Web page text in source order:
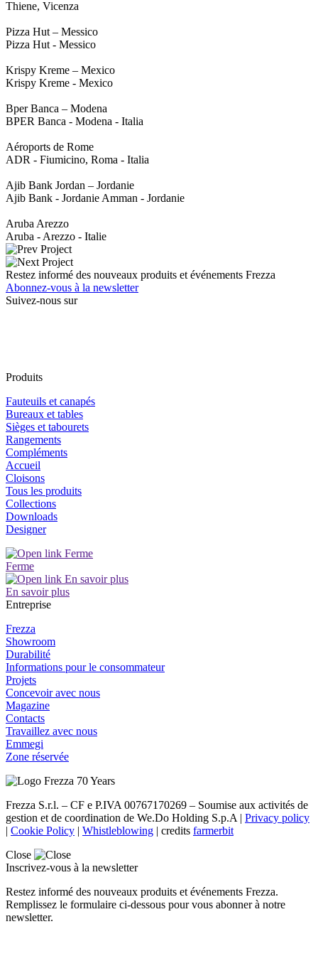
Thiene, Vicenza
Pizza Hut – Messico
Pizza Hut - Messico
Krispy Kreme – Mexico
Krispy Kreme - Mexico
Bper Banca – Modena
BPER Banca - Modena - Italia
Aéroports de Rome
ADR - Fiumicino, Roma - Italia
Ajib Bank Jordan – Jordanie
Ajib Bank - Jordanie Amman - Jordanie
Aruba Arezzo
Aruba - Arezzo - Italie
Restez informé des nouveaux produits et événements Frezza
Abonnez-vous à la newsletter
Suivez-nous sur
Produits
Fauteuils et canapés
Bureaux et tables
Sièges et tabourets
Rangements
Compléments
Accueil
Cloisons
Tous les produits
Collections
Downloads
Designer
Ferme
En savoir plus
Entreprise
Frezza
Showroom
Durabilité
Informations pour le consommateur
Projets
Concevoir avec nous
Magazine
Contacts
Travaillez avec nous
Emmegi
Zone réservée
Frezza S.r.l. – CF e P.IVA 00767170269 – Soumise aux activités de
gestion et de coordination de We.Do Holding S.p.A | Privacy policy
| Cookie Policy | Whistleblowing | credits farmerbit
Close
Inscrivez-vous à la newsletter
Restez informé des nouveaux produits et événements Frezza.
Remplissez le formulaire ci-dessous pour vous abonner à notre
newsletter.